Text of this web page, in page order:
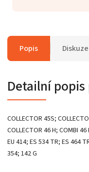
Popis Diskuze
Detailní
COLLECTOR 45S;
COLLECTOR 46 H; COMBI
EU 414; ES 534 TR; ES 464
354; 142 G